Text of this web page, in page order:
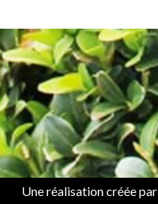
Une réalisation créée par